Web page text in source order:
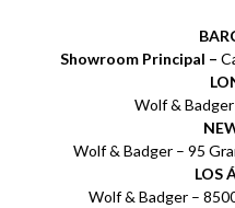
Showroom Principal –
Wolf &
Wolf & Badger – 95
LOS
Wolf & Badger –